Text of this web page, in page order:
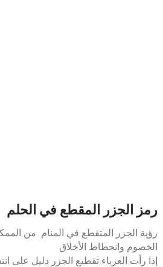
رمز الجزر المقطع في الحلم
رؤية الجزر المتقطع في المنام من
الخصوم وانحطاط الأخلاق
إذا رأت العزباء تقطيع الجزر دليل على